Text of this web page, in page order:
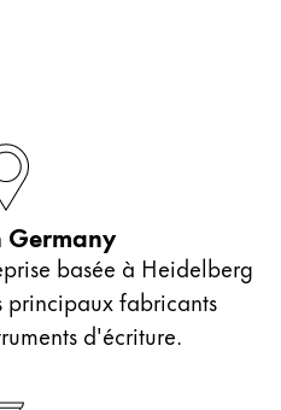
basée à Heidelberg
principaux fabricants
d'écriture.